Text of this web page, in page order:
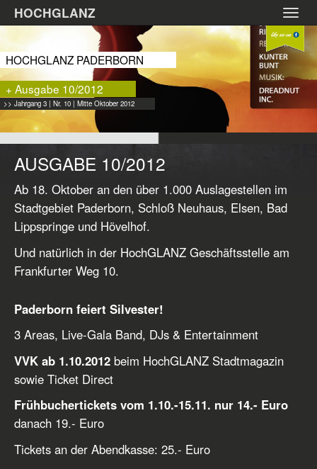
Zum
Hauptinhalt
HOCHGLANZ
HOCHGLANZ PADERBORN
+ Ausgabe 10/2012
>> Jahrgang 3 | Nr. 10 | Mitte Oktober 2012
AUSGABE 10/2012
Ab 18. Oktober an den über 1.000 Auslagestellen im
Stadtgebiet Paderborn, Schloß Neuhaus, Elsen, Bad
Lippspringe und Hövelhof.
Und natürlich in der HochGLANZ Geschäftsstelle am
Frankfurter Weg 10.
Paderborn feiert Silvester!
3 Areas, Live-Gala Band, DJs & Entertainment
VVK ab 1.10.2012 beim HochGLANZ Stadtmagazin
sowie Ticket Direct
Frühbuchertickets vom 1.10.-15.11. nur 14.- Euro
danach 19.- Euro
Tickets an der Abendkasse: 25.- Euro